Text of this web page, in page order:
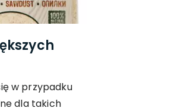
w przypadku
dla takich